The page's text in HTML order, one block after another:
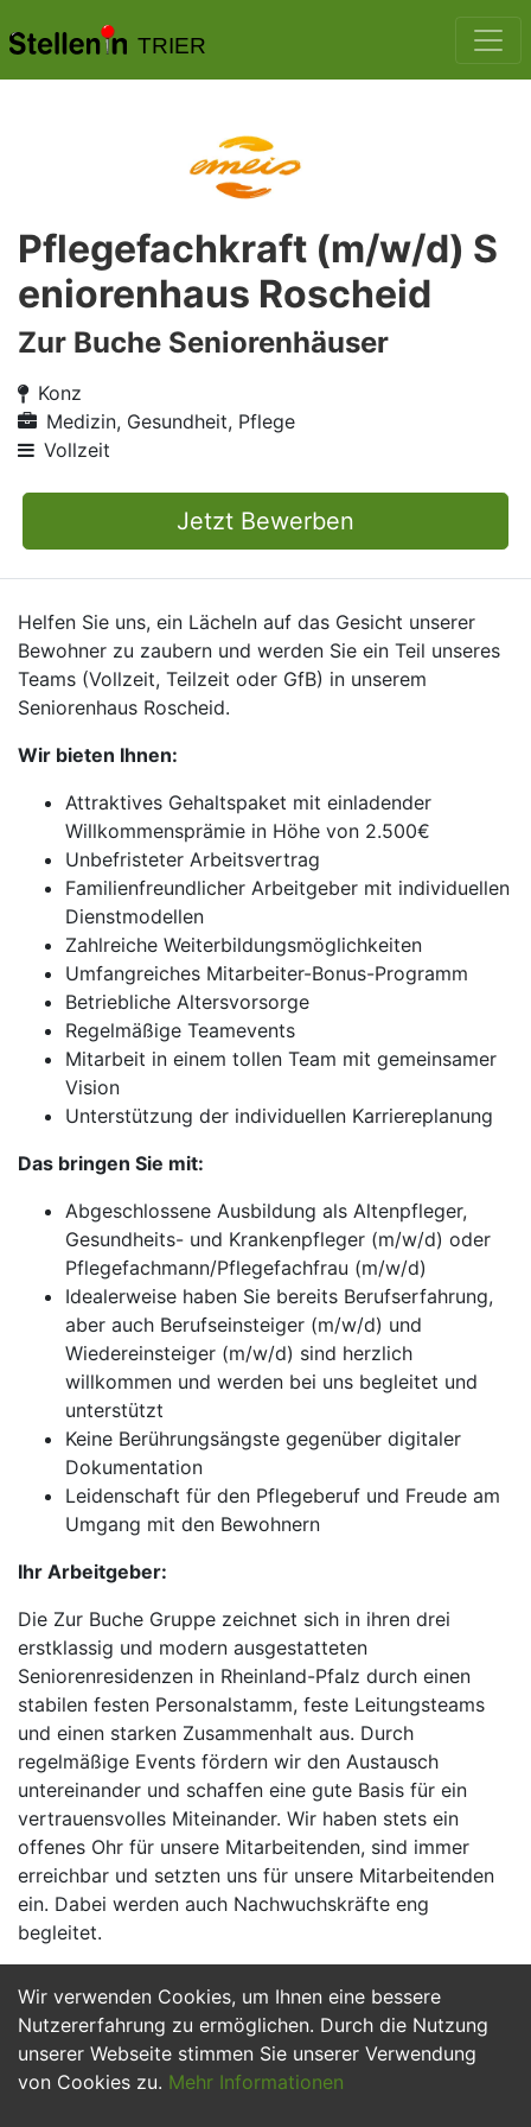
TRIER
Wir verwenden Cookies, um Ihnen eine bessere
Nutzererfahrung zu ermöglichen. Durch die Nutzung
unserer Webseite stimmen Sie unserer Verwendung
von Cookies zu. Mehr Informationen
Pflegefachkraft (m/w/d) S
eniorenhaus Roscheid
Zur Buche Seniorenhäuser
Konz
Medizin, Gesundheit, Pflege
Vollzeit
Jetzt Bewerben
Helfen Sie uns, ein Lächeln auf das Gesicht unserer
Bewohner zu zaubern und werden Sie ein Teil unseres
Teams (Vollzeit, Teilzeit oder GfB) in unserem
Seniorenhaus Roscheid.
Wir bieten Ihnen:
Attraktives Gehaltspaket mit einladender
Willkommensprämie in Höhe von 2.500€
Unbefristeter Arbeitsvertrag
Familienfreundlicher Arbeitgeber mit individuellen
Dienstmodellen
Zahlreiche Weiterbildungsmöglichkeiten
Umfangreiches Mitarbeiter-Bonus-Programm
Betriebliche Altersvorsorge
Regelmäßige Teamevents
Mitarbeit in einem tollen Team mit gemeinsamer
Vision
Unterstützung der individuellen Karriereplanung
Das bringen Sie mit:
Abgeschlossene Ausbildung als Altenpfleger,
Gesundheits- und Krankenpfleger (m/w/d) oder
Pflegefachmann/Pflegefachfrau (m/w/d)
Idealerweise haben Sie bereits Berufserfahrung,
aber auch Berufseinsteiger (m/w/d) und
Wiedereinsteiger (m/w/d) sind herzlich
willkommen und werden bei uns begleitet und
unterstützt
Keine Berührungsängste gegenüber digitaler
Dokumentation
Leidenschaft für den Pflegeberuf und Freude am
Umgang mit den Bewohnern
Ihr Arbeitgeber:
Die Zur Buche Gruppe zeichnet sich in ihren drei
erstklassig und modern ausgestatteten
Seniorenresidenzen in Rheinland-Pfalz durch einen
stabilen festen Personalstamm, feste Leitungsteams
und einen starken Zusammenhalt aus. Durch
regelmäßige Events fördern wir den Austausch
untereinander und schaffen eine gute Basis für ein
vertrauensvolles Miteinander. Wir haben stets ein
offenes Ohr für unsere Mitarbeitenden, sind immer
erreichbar und setzten uns für unsere Mitarbeitenden
ein. Dabei werden auch Nachwuchskräfte eng
begleitet.
Jetzt Bewerben